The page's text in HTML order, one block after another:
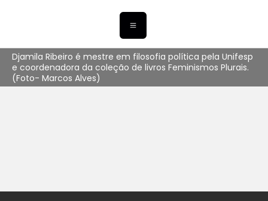
Djamila Ribeiro é mestre em filosofia política pela Unifesp
e coordenadora da coleção de livros Feminismos Plurais.
(Foto- Marcos Alves)